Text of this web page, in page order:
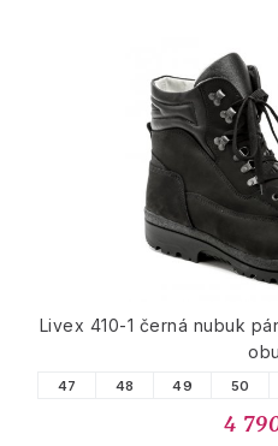
Livex 410-1 černá nubuk
47 48 49 50
4